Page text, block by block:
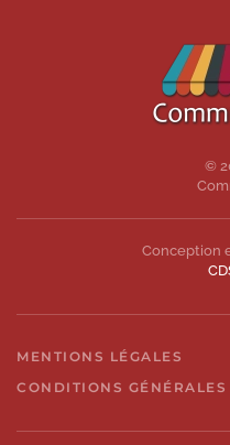
©
Conception
MENTIONS LÉGALES
CONDITIONS GÉNÉRALES